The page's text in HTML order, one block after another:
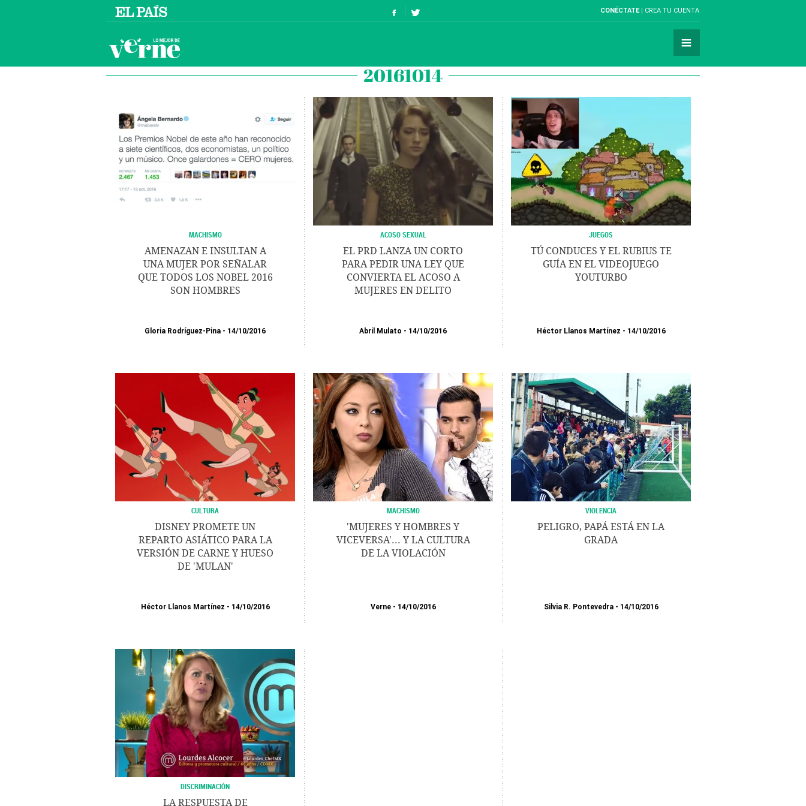
CONÉCTATE CREA TU CUENTA
20161014
MACHISMO
AMENAZAN E INSULTAN A
UNA MUJER POR SEÑALAR
QUE TODOS LOS NOBEL 2016
SON HOMBRES
Gloria Rodríguez-Pina 14/10/2016
ACOSO SEXUAL
EL PRD LANZA UN CORTO
PARA PEDIR UNA LEY QUE
CONVIERTA EL ACOSO A
MUJERES EN DELITO
Abril Mulato 14/10/2016
JUEGOS
TÚ CONDUCES Y EL RUBIUS TE
GUÍA EN EL VIDEOJUEGO
YOUTURBO
Héctor Llanos Martínez 14/10/2016
CULTURA
DISNEY PROMETE UN
REPARTO ASIÁTICO PARA LA
VERSIÓN DE CARNE Y HUESO
DE 'MULAN'
Héctor Llanos Martínez 14/10/2016
MACHISMO
'MUJERES Y HOMBRES Y
VICEVERSA'... Y LA CULTURA
DE LA VIOLACIÓN
Verne 14/10/2016
VIOLENCIA
PELIGRO, PAPÁ ESTÁ EN LA
GRADA
Silvia R. Pontevedra 14/10/2016
DISCRIMINACIÓN
LA RESPUESTA DE